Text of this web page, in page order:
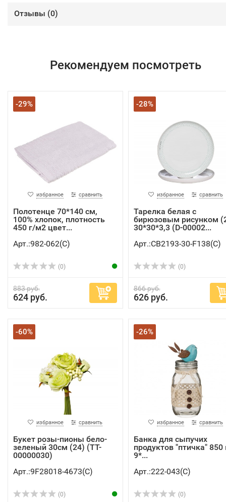
Отзывы (0)
Рекомендуем посмотреть
-29%
избранное сравнить
Полотенце 70*140 см,
100% хлопок, плотность
450 г/м2 цвет...
Арт.:982-062(C)
(0)
883 руб.
624 руб.
-28%
избранное сравнить
Тарелка белая с
бирюзовым рисунком
30*30*3,3 (D-00002...
Арт.:CB2193-30-F138(C)
(0)
866 руб.
626 руб.
-60%
избранное сравнить
Букет розы-пионы бело-
зеленый 30см (24) (TT-
00000030)
Арт.:9F28018-4673(C)
(0)
-26%
избранное сравнить
Банка для сыпучих
продуктов "птичка" 850
9*...
Арт.:222-043(C)
(0)